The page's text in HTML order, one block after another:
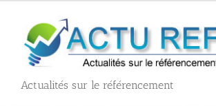
contenu
Actualités sur le référencement